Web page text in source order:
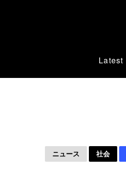
Latest
ニュース 社会